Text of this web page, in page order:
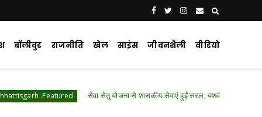
बॉलीवुड राजनीति खेल साइंस जीवनशैली वीडियो
सेवा सेतु योजना से शासकीय सेवाएं हुईं सरल, यशवंत कुम्भकार को समय पर मिला आय